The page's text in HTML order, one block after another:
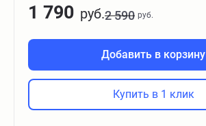
1 790 руб.2 590 руб.
Добавить в корзину
Купить в 1 клик